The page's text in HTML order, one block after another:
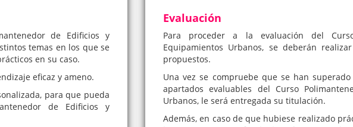
de Edificios y
temas en los que se
en su caso.
eficaz y ameno.
para que pueda
de Edificios y
Evaluación
Para proceder a la evaluación del
Equipamientos Urbanos, se deberán
propuestos.
Una vez se compruebe que se han
apartados evaluables del Curso
Urbanos, le será entregada su titulación.
Además, en caso de que hubiese realizado